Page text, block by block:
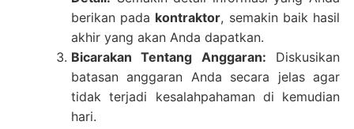
berikan pada kontraktor, semakin baik hasil
akhir yang akan Anda dapatkan.
Bicarakan Tentang Anggaran: Diskusikan
batasan anggaran Anda secara jelas agar
tidak terjadi kesalahpahaman di kemudian
hari.